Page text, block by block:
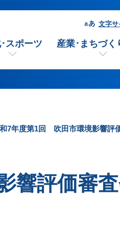
文字サ
スポーツ 産業･まちづく
7年度第1回 吹田市環境影響評
響評価審